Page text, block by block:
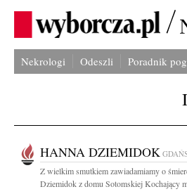
Nekrologi Odeszli Poradnik
HANNA DZIEMIDOK
Z wielkim smutkiem zawiadamiamy o
Dziemidok z domu Sotomskiej Kochający